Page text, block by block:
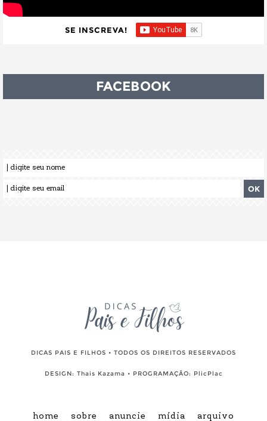
SE INSCREVA!
FACEBOOK
DICAS PAIS E FILHOS • TODOS OS DIREITOS RESERVADOS
DESIGN: Thais Kazama • PROGRAMAÇÃO: PlicPlac
home sobre anuncie mídia arquivo